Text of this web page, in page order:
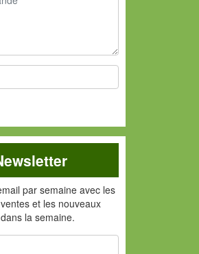
par semaine avec les
et les nouveaux
la semaine.